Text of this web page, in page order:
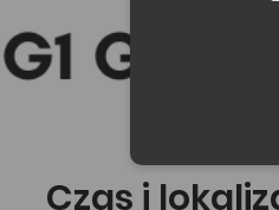
Czas i